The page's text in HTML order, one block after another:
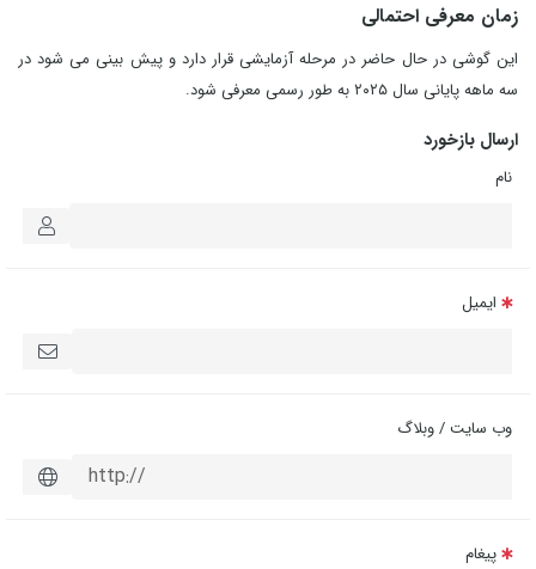
زمان معرفی احتمالی
این گوشی در حال حاضر در مرحله آزمایشی قرار دارد و پیش بینی می شود در
سه‌ ماهه پایانی سال ۲۰۲۵ به طور رسمی معرفی شود.
ارسال بازخورد
نام
ایمیل
وب سایت / وبلاگ
پیغام